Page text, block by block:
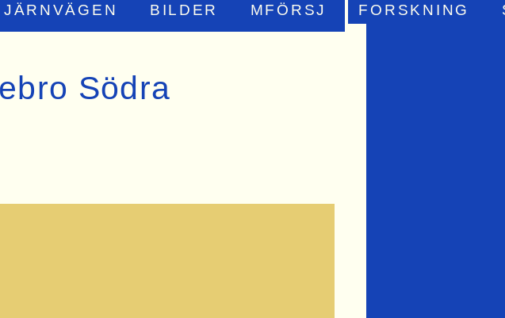
JÄRNVÄGEN BILDER MFÖRSJ FORSKNING
Södra